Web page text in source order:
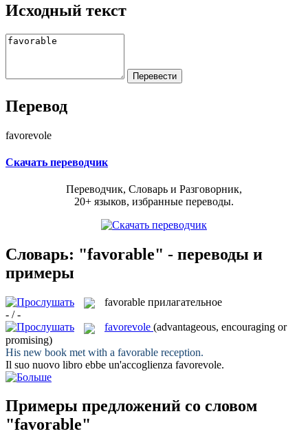
Исходный текст
Перевод
favorevole
Скачать переводчик
Переводчик, Словарь и Разговорник,
20+ языков, избранные переводы.
Словарь: "favorable" - переводы и
примеры
favorable прилагательное
- / -
favorevole (advantageous, encouraging or
promising)
His new book met with a favorable reception.
Il suo nuovo libro ebbe un'accoglienza favorevole.
Примеры предложений со словом
"favorable"